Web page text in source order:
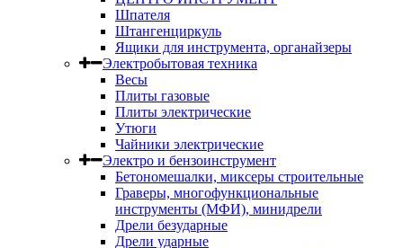
Шпателя
Штангенциркуль
Ящики для инструмента, органайзеры
Электробытовая техника
Весы
Плиты газовые
Плиты электрические
Утюги
Чайники электрические
Электро и бензоинструмент
Бетономешалки, миксеры строительные
Граверы, многофункциональные
инструменты (МФИ), минидрели
Дрели безударные
Дрели ударные